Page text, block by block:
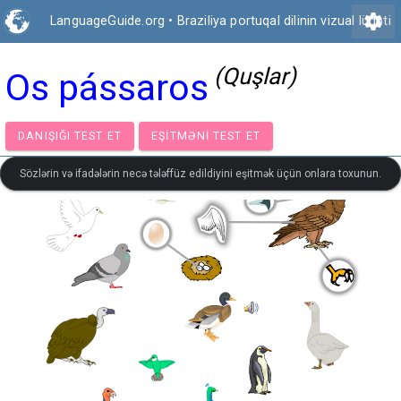
LanguageGuide.org • Braziliya portuqal dilinin vizual lüğəti
settings
Os pássaros (Quşlar)
DANIŞIĞI TEST ET EŞITMƏNI TEST ET
Sözlərin və ifadələrin necə tələffüz edildiyini eşitmək üçün onlara toxunun.